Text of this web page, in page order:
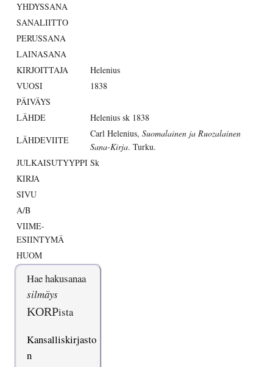
YHDYSSANA
SANALIITTO
PERUSSANA
LAINASANA
KIRJOITTAJA
Helenius
VUOSI
1838
PÄIVÄYS
LÄHDE
Helenius sk 1838
LÄHDEVIITE
Carl Helenius, Suomalainen ja Ruozalainen
Sana-Kirja. Turku.
JULKAISUTYYPPI Sk
KIRJA
SIVU
A/B
VIIME-
ESIINTYMÄ
HUOM
Hae hakusanaa
silmäys
KORPista
Kansalliskirjasto
n